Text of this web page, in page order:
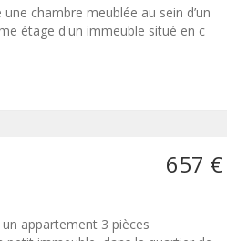
chambre meublée au sein d’un
étage d'un immeuble situé en c
657 €
appartement 3 pièces